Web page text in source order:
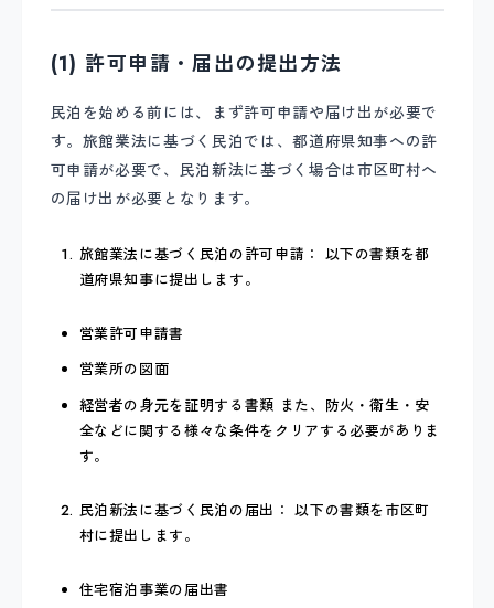
(1) 許可申請・届出の提出方法
民泊を始める前には、まず許可申請や届け出が必要で
す。旅館業法に基づく民泊では、都道府県知事への許
可申請が必要で、民泊新法に基づく場合は市区町村へ
の届け出が必要となります。
旅館業法に基づく民泊の許可申請： 以下の書類を都
道府県知事に提出します。
営業許可申請書
営業所の図面
経営者の身元を証明する書類 また、防火・衛生・安
全などに関する様々な条件をクリアする必要がありま
す。
民泊新法に基づく民泊の届出： 以下の書類を市区町
村に提出します。
住宅宿泊事業の届出書